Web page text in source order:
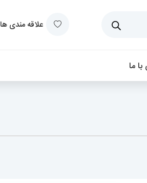
علاقه مندی ها
ما